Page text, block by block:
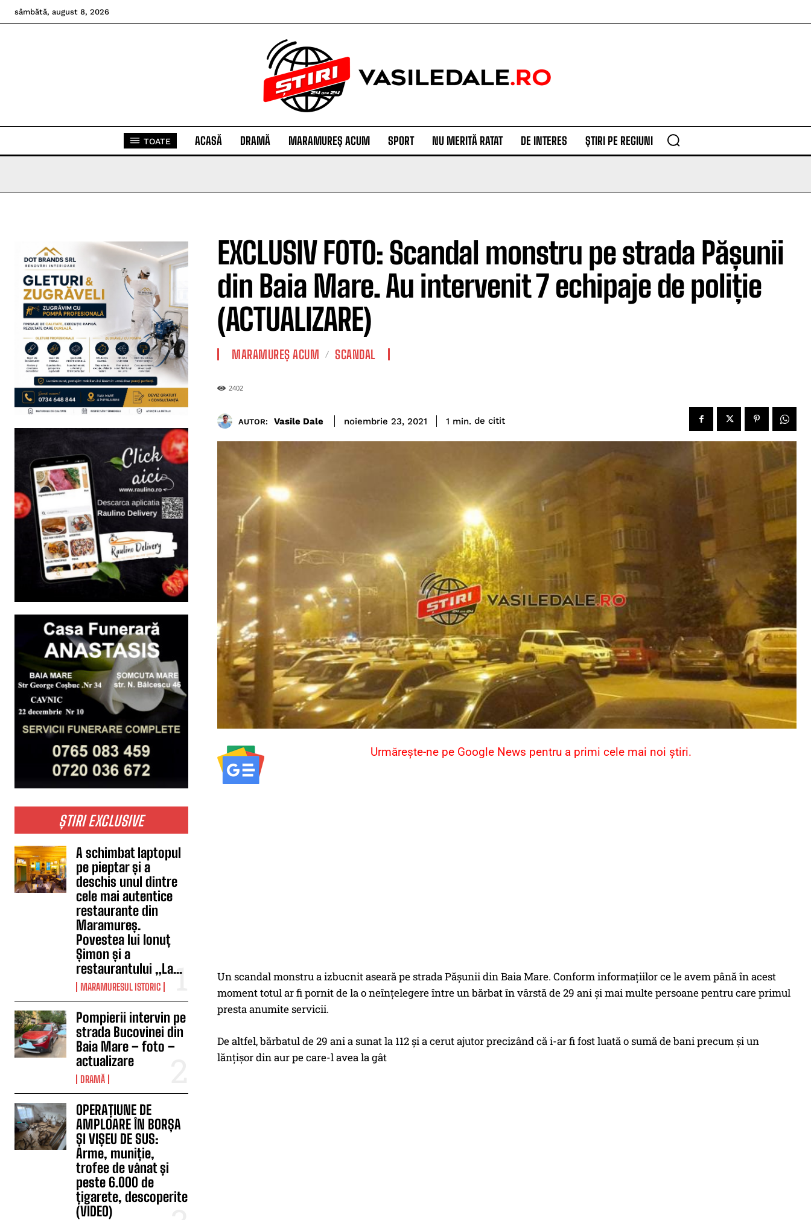
sâmbătă, august 8, 2026
TOATE ACASĂ DRAMĂ MARAMUREȘ ACUM SPORT NU MERITĂ RATAT DE INTERES ȘTIRI PE REGIUNI
ȘTIRI EXCLUSIVE
A schimbat laptopul
pe pieptar și a
deschis unul dintre
cele mai autentice
restaurante din
Maramureș.
Povestea lui Ionuț
Șimon și a
restaurantului „La...
MARAMURESUL ISTORIC
Pompierii intervin pe
strada Bucovinei din
Baia Mare – foto –
actualizare
DRAMĂ
OPERAȚIUNE DE
AMPLOARE ÎN BORȘA
ȘI VIȘEU DE SUS:
Arme, muniție,
trofee de vânat și
peste 6.000 de
țigarete, descoperite
(VIDEO)
EXCLUSIV FOTO: Scandal monstru pe strada Pășunii
din Baia Mare. Au intervenit 7 echipaje de poliție
(ACTUALIZARE)
MARAMUREȘ ACUM SCANDAL
2402
AUTOR: Vasile Dale noiembrie 23, 2021 1 min. de citit
Urmărește-ne pe Google News pentru a primi cele mai noi știri.
Un scandal monstru a izbucnit aseară pe strada Pășunii din Baia Mare. Conform informațiilor ce le avem până în acest
moment totul ar fi pornit de la o neînțelegere între un bărbat în vârstă de 29 ani și mai multe persoane pentru care primul
presta anumite servicii.
De altfel, bărbatul de 29 ani a sunat la 112 și a cerut ajutor precizând că i-ar fi fost luată o sumă de bani precum și un
lănțișor din aur pe care-l avea la gât